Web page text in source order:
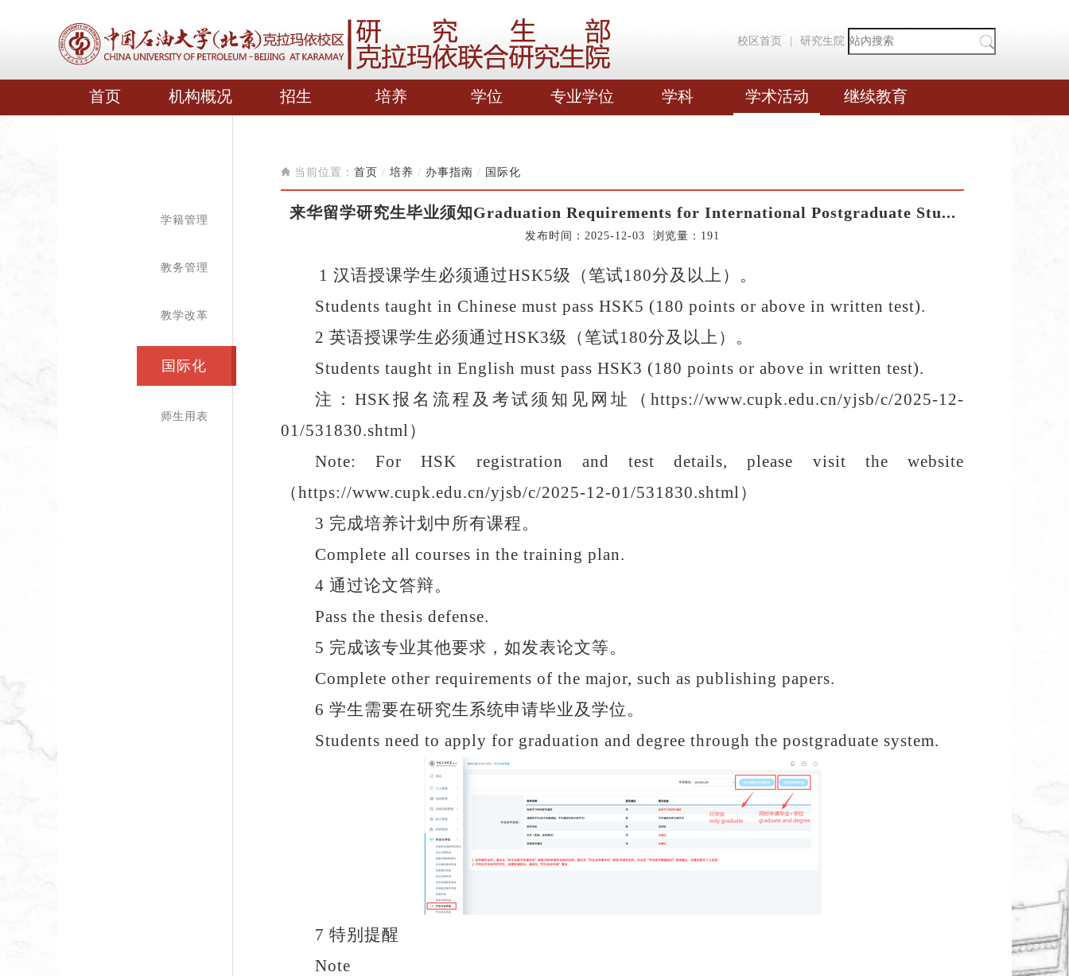
研究生院
校区首页
首页 机构概况 招生 培养 学位 专业学位 学科 学术活动 继续教育
学籍管理
教务管理
教学改革
国际化
师生用表
当前位置： 首页 / 培养 / 办事指南 / 国际化
来华留学研究生毕业须知Graduation Requirements for International Postgraduate Stu...
发布时间：2025-12-03 浏览量： 191
1 汉语授课学生必须通过HSK5级（笔试180分及以上）。
Students taught in Chinese must pass HSK5 (180 points or above in written test).
2 英语授课学生必须通过HSK3级（笔试180分及以上）。
Students taught in English must pass HSK3 (180 points or above in written test).
注： HSK报名流程及考试须知见 网址（ https://www.cupk.edu.cn/yjsb/c/2025-12-
01/531830.shtml）
Note: For HSK registration and test details, please visit the website
（https://www.cupk.edu.cn/yjsb/c/2025-12-01/531830.shtml）
3 完成培养计划中所有课程。
Complete all courses in the training plan.
4 通过论文答辩。
Pass the thesis defense.
5 完成该专业其他要求，如发表论文等。
Complete other requirements of the major, such as publishing papers.
6 学生需要在研究生系统申请毕业及学位。
Students need to apply for graduation and degree through the postgraduate system.
7 特别提醒
Note